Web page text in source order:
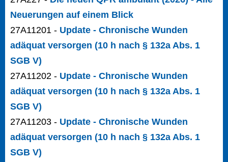
Neuerungen auf einem Blick
27A11201 - Update - Chronische Wunden
adäquat versorgen (10 h nach § 132a Abs. 1
SGB V)
27A11202 - Update - Chronische Wunden
adäquat versorgen (10 h nach § 132a Abs. 1
SGB V)
27A11203 - Update - Chronische Wunden
adäquat versorgen (10 h nach § 132a Abs. 1
SGB V)